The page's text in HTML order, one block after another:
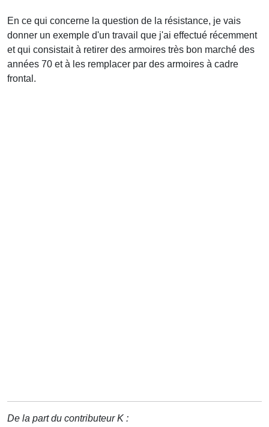
En ce qui concerne la question de la résistance, je vais
donner un exemple d'un travail que j'ai effectué récemment
et qui consistait à retirer des armoires très bon marché des
années 70 et à les remplacer par des armoires à cadre
frontal.
De la part du contributeur K :